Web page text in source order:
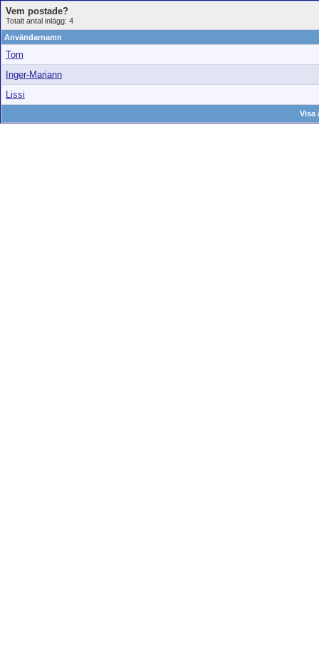
Vem postade?
Totalt antal inlägg: 4
Användarnamn
Tom
Inger-Mariann
Lissi
Visa